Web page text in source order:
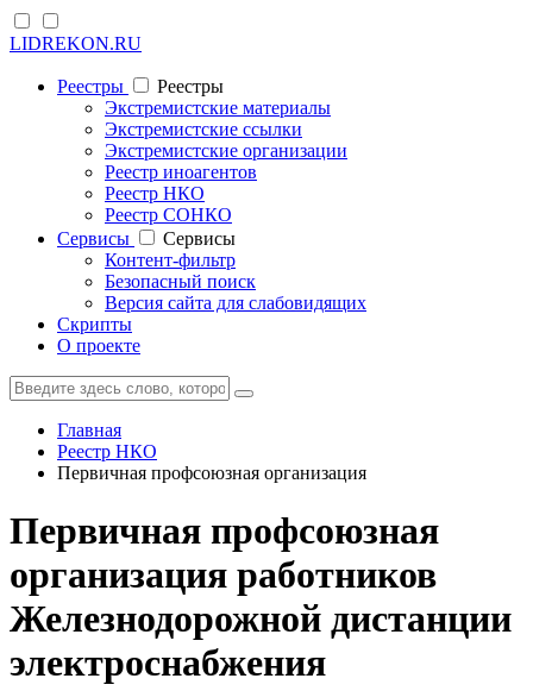
LIDREKON.RU
Реестры
Реестры
Экстремистские материалы
Экстремистские ссылки
Экстремистские организации
Реестр иноагентов
Реестр НКО
Реестр СОНКО
Cервисы
Cервисы
Контент-фильтр
Безопасный поиск
Версия сайта для слабовидящих
Скрипты
О проекте
Главная
Реестр НКО
Первичная профсоюзная организация
Первичная профсоюзная
организация работников
Железнодорожной дистанции
электроснабжения